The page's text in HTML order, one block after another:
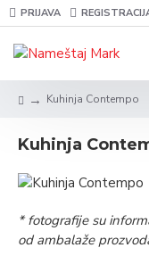
PRIJAVA
Kuhinja Contempo
Kuhinja
* fotografije su
od ambalaže